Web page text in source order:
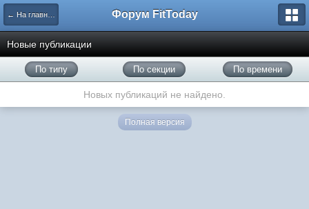
← На главную Форум FitToday
Новые публикации
По типу По секции По времени
Новых публикаций не найдено.
Полная версия